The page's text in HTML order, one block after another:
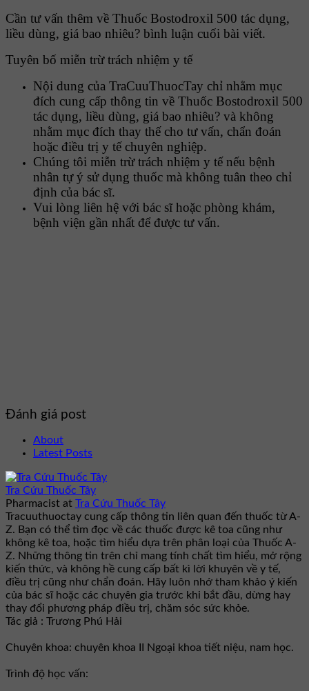
Cần tư vấn thêm về Thuốc Bostodroxil 500 tác dụng,
liều dùng, giá bao nhiêu? bình luận cuối bài viết.
Tuyên bố miễn trừ trách nhiệm y tế
Nội dung của TraCuuThuocTay chỉ nhằm mục
đích cung cấp thông tin về Thuốc Bostodroxil 500
tác dụng, liều dùng, giá bao nhiêu? và không
nhằm mục đích thay thế cho tư vấn, chẩn đoán
hoặc điều trị y tế chuyên nghiệp.
Chúng tôi miễn trừ trách nhiệm y tế nếu bệnh
nhân tự ý sử dụng thuốc mà không tuân theo chỉ
định của bác sĩ.
Vui lòng liên hệ với bác sĩ hoặc phòng khám,
bệnh viện gần nhất để được tư vấn.
Đánh giá post
About
Latest Posts
Tra Cứu Thuốc Tây
Pharmacist at Tra Cứu Thuốc Tây
Tracuuthuoctay cung cấp thông tin liên quan đến thuốc từ A-
Z. Bạn có thể tìm đọc về các thuốc được kê toa cũng như
không kê toa, hoặc tìm hiểu dựa trên phân loại của Thuốc A-
Z. Những thông tin trên chỉ mang tính chất tìm hiểu, mở rộng
kiến thức, và không hề cung cấp bất kì lời khuyên về y tế,
điều trị cũng như chẩn đoán. Hãy luôn nhớ tham khảo ý kiến
của bác sĩ hoặc các chuyên gia trước khi bắt đầu, dừng hay
thay đổi phương pháp điều trị, chăm sóc sức khỏe.
Tác giả : Trương Phú Hải
Chuyên khoa: chuyên khoa II Ngoại khoa tiết niệu, nam học.
Trình độ học vấn: